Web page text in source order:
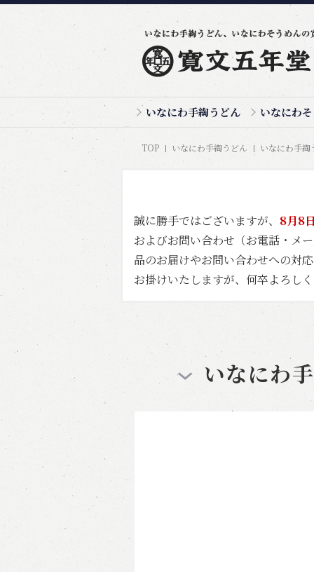
いなにわ手綯うどん いなにわ
TOP いなにわ手綯うどん いなにわ手綯
誠に勝手ではございますが、 8月8
およびお問い合わせ（お電話・メ
品のお届けやお問い合わせへの対
お掛けいたしますが、何卒よろし
いなにわ